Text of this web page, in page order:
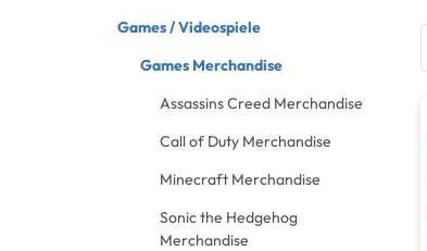
Games / Videospiele
Games Merchandise
Assassins Creed Merchandise
Call of Duty Merchandise
Minecraft Merchandise
Sonic the Hedgehog
Merchandise